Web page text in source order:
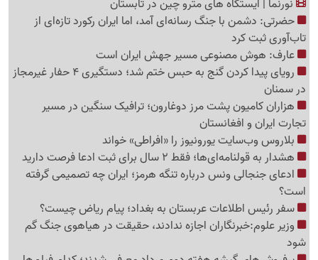
نورنما | ایستگاه های مترو چین در تابستان
حضرتی: دشمن با جنگ رسانه‌ای آمد، اما ایران رکورد تازه‌ای از
تاب‌آوری ثبت کرد
عارف: هوش مصنوعی مسیر جهش ایران است
رویای پیدا کردن گنج به حبس ختم شد؛ دستگیری 4 حفار غیرمجاز
در سمنان
هزاران کامیون پشت مرز دوغارون؛ ترافیک سنگین در مسیر
تجارت ایران و افغانستان
بلاروس وب‌سایت یورونیوز را «افراطی» خواند
هشدار به قولنامه‌ای‌ها؛ فقط 2 سال برای ثبت ادعا فرصت دارید
ادعای جنجالی ونس درباره تنگه هرمز؛ ایران چه تصمیمی گرفته
است؟
سفر رئیس اطلاعات عربستان به بغداد؛ پیام ریاض چیست؟
وزیر علوم:خبرنگاران اجازه ندادند، حقیقت در هیاهوی جنگ گم
شود